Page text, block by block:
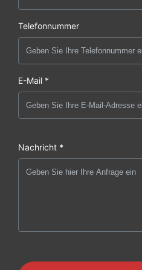
Telefonnummer
E-Mail *
Nachricht *